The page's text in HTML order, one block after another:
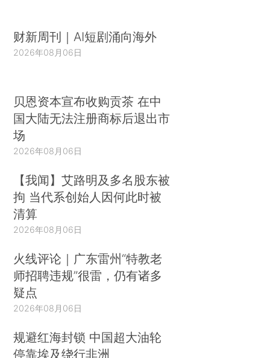
财新周刊｜AI短剧涌向海外
2026年08月06日
贝恩资本宣布收购贡茶 在中
国大陆无法注册商标后退出市
场
2026年08月06日
【我闻】艾路明及多名股东被
拘 当代系创始人因何此时被
清算
2026年08月06日
火线评论｜广东雷州“特教老
师招聘违规”很雷，仍有诸多
疑点
2026年08月06日
规避红海封锁 中国超大油轮
停靠埃及绕行非洲